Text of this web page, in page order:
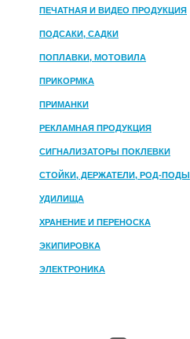
ПЕЧАТНАЯ И ВИДЕО ПРОДУКЦИЯ
ПОДСАКИ, САДКИ
ПОПЛАВКИ, МОТОВИЛА
ПРИКОРМКА
ПРИМАНКИ
РЕКЛАМНАЯ ПРОДУКЦИЯ
СИГНАЛИЗАТОРЫ ПОКЛЕВКИ
СТОЙКИ, ДЕРЖАТЕЛИ, РОД-ПОДЫ
УДИЛИЩА
ХРАНЕНИЕ И ПЕРЕНОСКА
ЭКИПИРОВКА
ЭЛЕКТРОНИКА